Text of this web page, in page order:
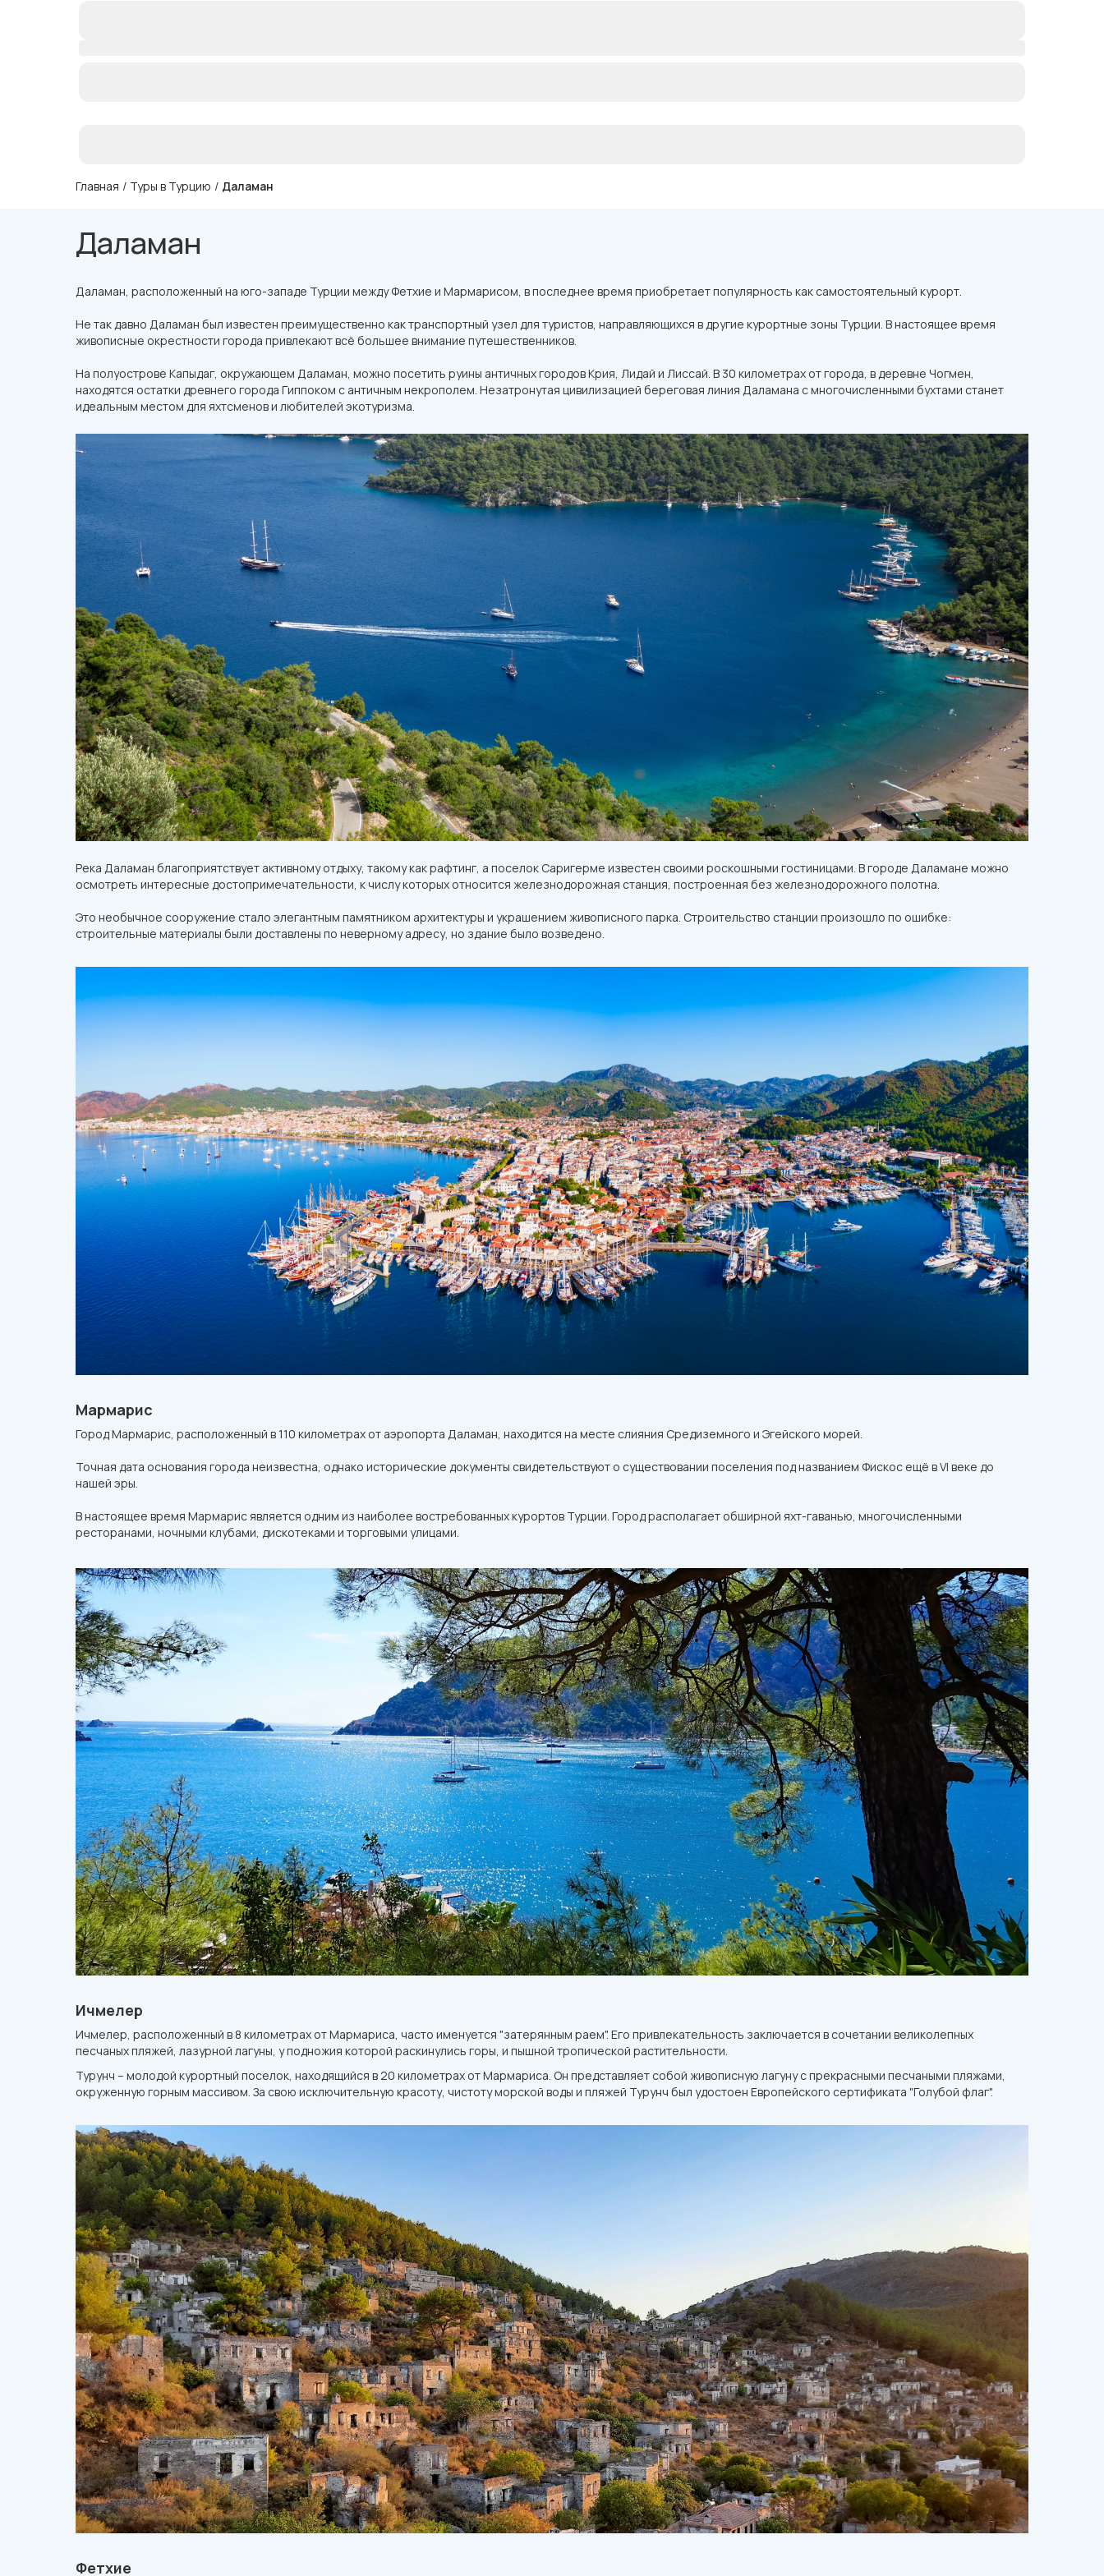
Главная / Туры в Турцию / Даламан
Даламан
Даламан, расположенный на юго-западе Турции между Фетхие и Мармарисом, в последнее время приобретает популярность как самостоятельный курорт.
Не так давно Даламан был известен преимущественно как транспортный узел для туристов, направляющихся в другие курортные зоны Турции. В настоящее время
живописные окрестности города привлекают всё большее внимание путешественников.
На полуострове Капыдаг, окружающем Даламан, можно посетить руины античных городов Крия, Лидай и Лиссай. В 30 километрах от города, в деревне Чогмен,
находятся остатки древнего города Гиппоком с античным некрополем. Незатронутая цивилизацией береговая линия Даламана с многочисленными бухтами станет
идеальным местом для яхтсменов и любителей экотуризма.
Река Даламан благоприятствует активному отдыху, такому как рафтинг, а поселок Саригерме известен своими роскошными гостиницами. В городе Даламане можно
осмотреть интересные достопримечательности, к числу которых относится железнодорожная станция, построенная без железнодорожного полотна.
Это необычное сооружение стало элегантным памятником архитектуры и украшением живописного парка. Строительство станции произошло по ошибке:
строительные материалы были доставлены по неверному адресу, но здание было возведено.
Мармарис
Город Мармарис, расположенный в 110 километрах от аэропорта Даламан, находится на месте слияния Средиземного и Эгейского морей.
Точная дата основания города неизвестна, однако исторические документы свидетельствуют о существовании поселения под названием Фискос ещё в VI веке до
нашей эры.
В настоящее время Мармарис является одним из наиболее востребованных курортов Турции. Город располагает обширной яхт-гаванью, многочисленными
ресторанами, ночными клубами, дискотеками и торговыми улицами.
Ичмелер
Ичмелер, расположенный в 8 километрах от Мармариса, часто именуется "затерянным раем". Его привлекательность заключается в сочетании великолепных
песчаных пляжей, лазурной лагуны, у подножия которой раскинулись горы, и пышной тропической растительности.
Турунч – молодой курортный поселок, находящийся в 20 километрах от Мармариса. Он представляет собой живописную лагуну с прекрасными песчаными пляжами,
окруженную горным массивом. За свою исключительную красоту, чистоту морской воды и пляжей Турунч был удостоен Европейского сертификата "Голубой флаг".
Фетхие